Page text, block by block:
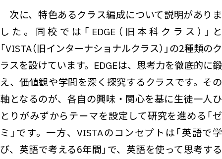
次に、特色あるクラス編成について説明がありま
した。同校では「EDGE（旧本科クラス）」と
「VISTA（旧インターナショナルクラス）」の2種類のク
ラスを設けています。EDGEは、思考力を徹底的に鍛
え、価値観や学問を深く探究するクラスです。その
軸となるのが、各自の興味・関心を基に生徒一人ひ
とりがみずからテーマを設定して研究を進める「ゼ
ミ」です。一方、VISTAのコンセプトは「英語で学
び、英語で考える6年間」で、英語を使って思考する